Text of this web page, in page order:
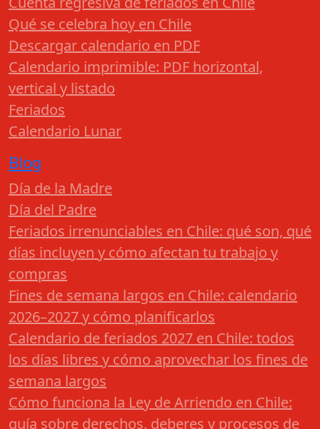
Qué se celebra hoy en Chile
Descargar calendario en PDF
Calendario imprimible: PDF horizontal,
vertical y listado
Feriados
Calendario Lunar
Blog
Día de la Madre
Día del Padre
Feriados irrenunciables en Chile: qué son, qué
días incluyen y cómo afectan tu trabajo y
compras
Fines de semana largos en Chile: calendario
2026–2027 y cómo planificarlos
Calendario de feriados 2027 en Chile: todos
los días libres y cómo aprovechar los fines de
semana largos
Cómo funciona la Ley de Arriendo en Chile:
guía sobre derechos, deberes y procesos de